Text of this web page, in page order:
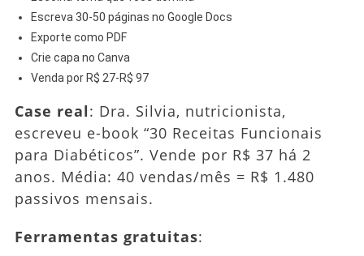
Escreva 30-50 páginas no Google Docs
Exporte como PDF
Crie capa no Canva
Venda por R$ 27-R$ 97
Case real: Dra. Silvia, nutricionista,
escreveu e-book “30 Receitas Funcionais
para Diabéticos”. Vende por R$ 37 há 2
anos. Média: 40 vendas/mês = R$ 1.480
passivos mensais.
Ferramentas gratuitas: